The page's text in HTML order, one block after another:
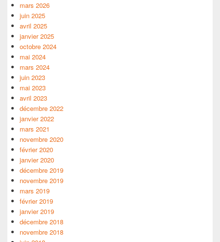
mars 2026
juin 2025
avril 2025
janvier 2025
octobre 2024
mai 2024
mars 2024
juin 2023
mai 2023
avril 2023
décembre 2022
janvier 2022
mars 2021
novembre 2020
février 2020
janvier 2020
décembre 2019
novembre 2019
mars 2019
février 2019
janvier 2019
décembre 2018
novembre 2018